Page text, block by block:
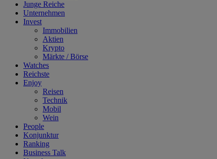
Junge Reiche
Unternehmen
Invest
Immobilien
Aktien
Krypto
Märkte / Börse
Watches
Reichste
Enjoy
Reisen
Technik
Mobil
Wein
People
Konjunktur
Ranking
Business Talk